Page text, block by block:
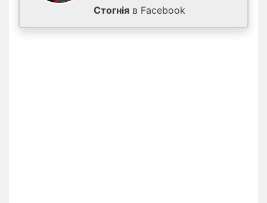
Стогнія в Facebook